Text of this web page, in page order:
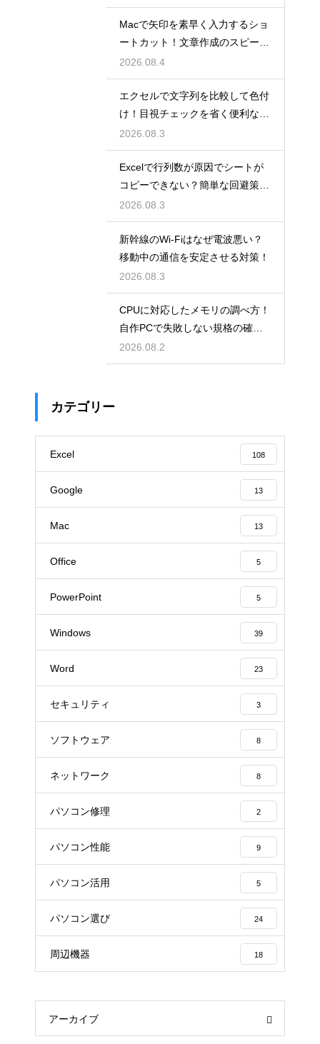
Macで矢印を素早く入力するショ
ートカット！文章作成のスピード
を上げる
2026.08.4
エクセルで文字列を比較して色付
け！目視チェックを省く便利な関
数
2026.08.3
Excelで行列数が原因でシートが
コピーできない？簡単な回避策を
解説
2026.08.3
新幹線のWi-Fiはなぜ電波悪い？
移動中の通信を安定させる対策！
2026.08.3
CPUに対応したメモリの調べ方！
自作PCで失敗しない規格の確認
手順
2026.08.2
カテゴリー
Excel 108
Google 13
Mac 13
Office 5
PowerPoint 5
Windows 39
Word 23
セキュリティ 3
ソフトウェア 8
ネットワーク 8
パソコン修理 2
パソコン性能 9
パソコン活用 5
パソコン選び 24
周辺機器 18
アーカイブ